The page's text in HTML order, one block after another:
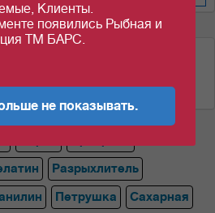
Разрыхлитель
Петрушка
Сахарная
Клиенты.
появились Рыбная и
ТМ БАРС.
не показывать.